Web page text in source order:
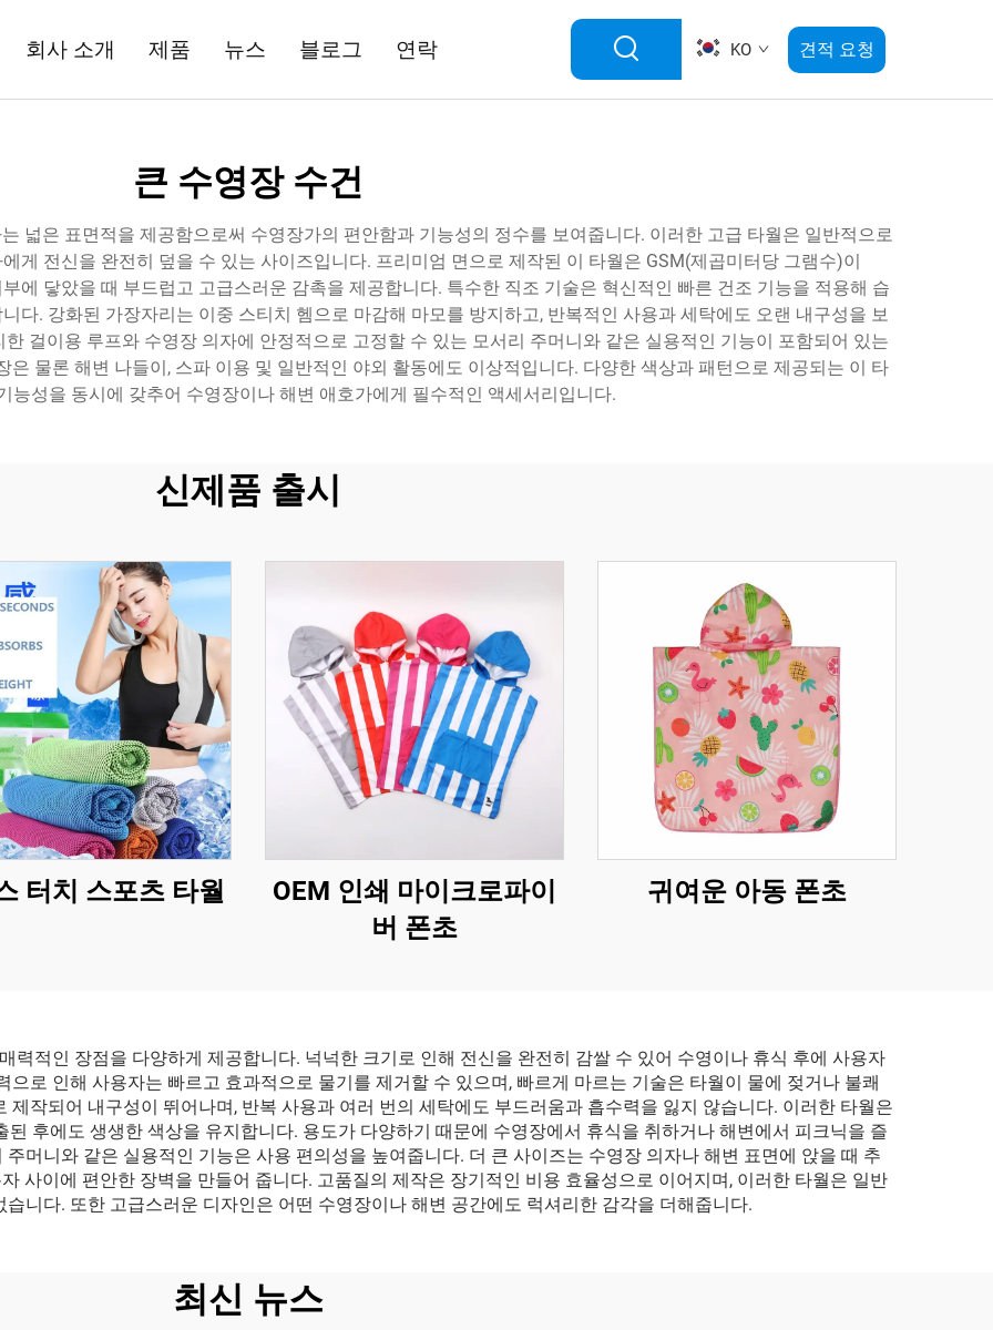
회사 소개 제품 뉴스 블로그 연락 KO 견적 요청
큰 수영장 수건
넓은 표면적을 제공함으로써 수영장가의 편안함과 기능성의 정수를 보여줍니다. 이러한 고급 타월은 일반적으로
게 전신을 완전히 덮을 수 있는 사이즈입니다. 프리미엄 면으로 제작된 이 타월은 GSM(제곱미터당 그램수)이
에 닿았을 때 부드럽고 고급스러운 감촉을 제공합니다. 특수한 직조 기술은 혁신적인 빠른 건조 기능을 적용해 습
다. 강화된 가장자리는 이중 스티치 헴으로 마감해 마모를 방지하고, 반복적인 사용과 세탁에도 오랜 내구성을 보
걸이용 루프와 수영장 의자에 안정적으로 고정할 수 있는 모서리 주머니와 같은 실용적인 기능이 포함되어 있는
물론 해변 나들이, 스파 이용 및 일반적인 야외 활동에도 이상적입니다. 다양한 색상과 패턴으로 제공되는 이 타
능성을 동시에 갖추어 수영장이나 해변 애호가에게 필수적인 액세서리입니다.
신제품 출시
터치 스포츠 타월
OEM 인쇄 마이크로파이
버 폰초
귀여운 아동 폰초
력적인 장점을 다양하게 제공합니다. 넉넉한 크기로 인해 전신을 완전히 감쌀 수 있어 수영이나 휴식 후에 사용자
로 인해 사용자는 빠르고 효과적으로 물기를 제거할 수 있으며, 빠르게 마르는 기술은 타월이 물에 젖거나 불쾌
작되어 내구성이 뛰어나며, 반복 사용과 여러 번의 세탁에도 부드러움과 흡수력을 잃지 않습니다. 이러한 타월은
후에도 생생한 색상을 유지합니다. 용도가 다양하기 때문에 수영장에서 휴식을 취하거나 해변에서 피크닉을 즐
머니와 같은 실용적인 기능은 사용 편의성을 높여줍니다. 더 큰 사이즈는 수영장 의자나 해변 표면에 앉을 때 추
사이에 편안한 장벽을 만들어 줍니다. 고품질의 제작은 장기적인 비용 효율성으로 이어지며, 이러한 타월은 일반
니다. 또한 고급스러운 디자인은 어떤 수영장이나 해변 공간에도 럭셔리한 감각을 더해줍니다.
최신 뉴스